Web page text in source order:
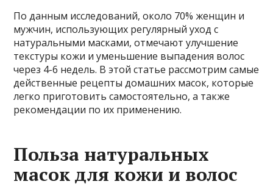
По данным исследований, около 70% женщин и
мужчин, использующих регулярный уход с
натуральными масками, отмечают улучшение
текстуры кожи и уменьшение выпадения волос
через 4-6 недель. В этой статье рассмотрим самые
действенные рецепты домашних масок, которые
легко приготовить самостоятельно, а также
рекомендации по их применению.
Польза натуральных
масок для кожи и волос